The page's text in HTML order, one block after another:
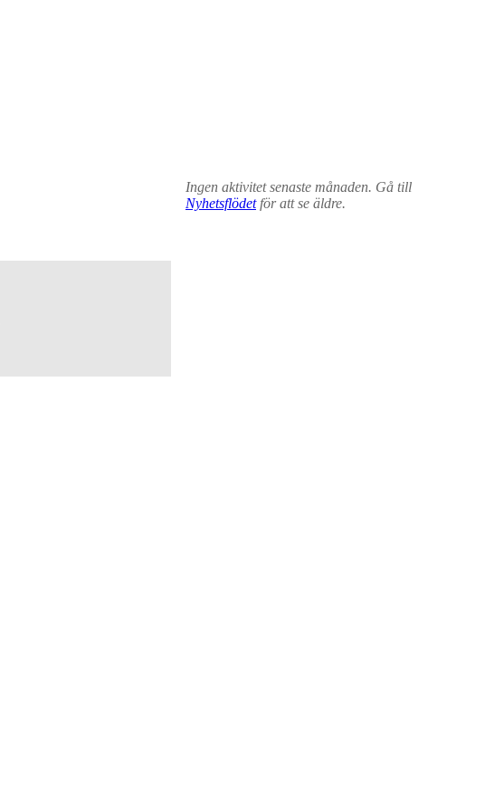
Ingen aktivitet senaste månaden. Gå till
Nyhetsflödetför att se äldre.